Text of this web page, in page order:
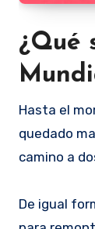
¿Qué
Hasta el
quedado
camino a
De igual